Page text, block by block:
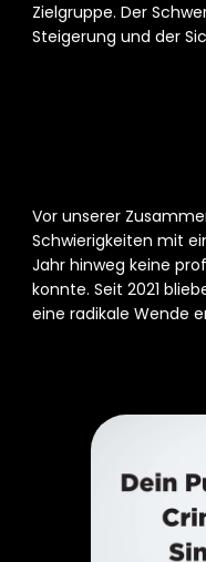
Zielgruppe. Der
Steigerung und der
der
Vor unserer
Schwierigkeiten mit
Jahr hinweg keine
konnte. Seit 2021
eine radikale Wende